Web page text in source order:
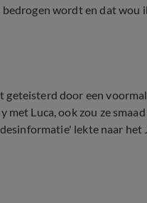
wordt en dat wou
geteisterd door een
Luca, ook zou ze
lekte naar het